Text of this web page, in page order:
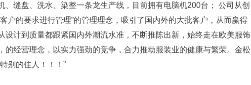
、缝盘、洗水、染整一条龙生产线，目前拥有电脑机200台； 公司从创
户的要求进行管理”的管理理念，吸引了国内外的大批客户，从而赢得
设计到质量都跟紧国内外潮流水准，不断推陈出新，始终走在欧美服饰
的经营理念，以实力强劲的竞争，合力推动服装业的健康与繁荣。金松
别的佳人！！！”